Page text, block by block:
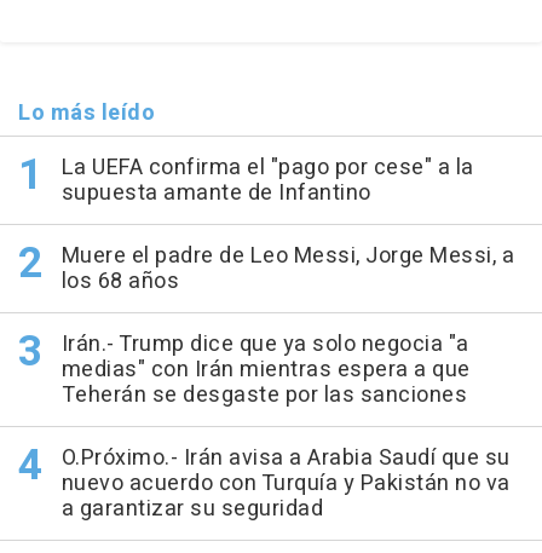
Lo más leído
La UEFA confirma el "pago por cese" a la
supuesta amante de Infantino
Muere el padre de Leo Messi, Jorge Messi, a
los 68 años
Irán.- Trump dice que ya solo negocia "a
medias" con Irán mientras espera a que
Teherán se desgaste por las sanciones
O.Próximo.- Irán avisa a Arabia Saudí que su
nuevo acuerdo con Turquía y Pakistán no va
a garantizar su seguridad